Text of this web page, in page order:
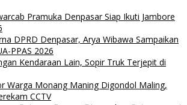
Pramuka Denpasar Siap Ikuti Jambore
DPRD Denpasar, Arya Wibawa Sampaikan
PPAS 2026
Kendaraan Lain, Sopir Truk Terjepit di
Warga Monang Maning Digondol Maling,
CCTV